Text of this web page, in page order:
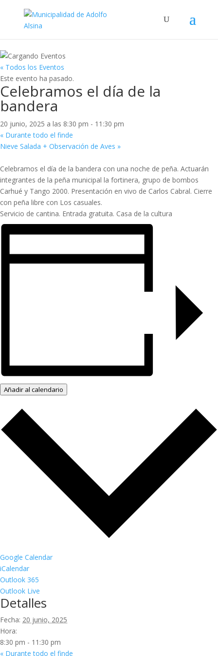
« Todos los Eventos
Este evento ha pasado.
Celebramos el día de la
bandera
20 junio, 2025 a las 8:30 pm - 11:30 pm
« Durante todo el finde
Nieve Salada + Observación de Aves »
Celebramos el día de la bandera con una noche de peña. Actuarán
integrantes de la peña municipal la fortinera, grupo de bombos
Carhué y Tango 2000. Presentación en vivo de Carlos Cabral. Cierre
con peña libre con Los casuales.
Servicio de cantina. Entrada gratuita. Casa de la cultura
Añadir al calendario
Google Calendar
iCalendar
Outlook 365
Outlook Live
Detalles
Fecha: 20 junio, 2025
Hora:
8:30 pm - 11:30 pm
« Durante todo el finde